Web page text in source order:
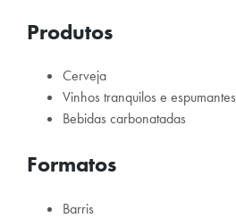
Produtos
Cerveja
Vinhos tranquilos e espumantes
Bebidas carbonatadas
Formatos
Barris